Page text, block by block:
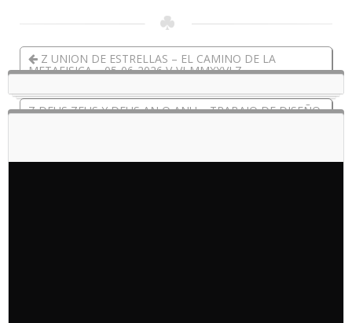
Z UNION DE ESTRELLAS – EL CAMINO DE LA
METAFISICA – 05-06-2026 V-VI-MMXXVI Z
Z DEUS ZEUS Y DEUS AN O ANU – TRABAJO DE DISEÑO